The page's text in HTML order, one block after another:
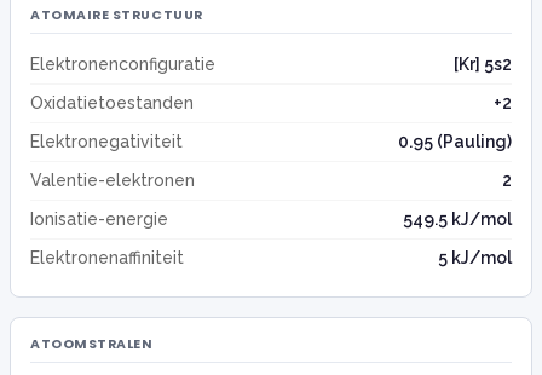
ATOMAIRE STRUCTUUR
Elektronenconfiguratie
[Kr] 5s2
Oxidatietoestanden
+2
Elektronegativiteit
0.95 (Pauling)
Valentie-elektronen
2
Ionisatie-energie
549.5 kJ/mol
Elektronenaffiniteit
5 kJ/mol
ATOOMSTRALEN